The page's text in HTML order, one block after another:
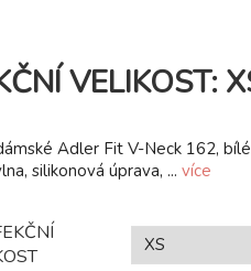
VELIKOST:
Adler Fit V-Neck 162,
silikonová úprava, ... více